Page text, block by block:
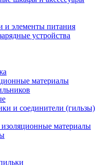
и элементы питания
устройства
материалы
и соединители (гильзы)
материалы